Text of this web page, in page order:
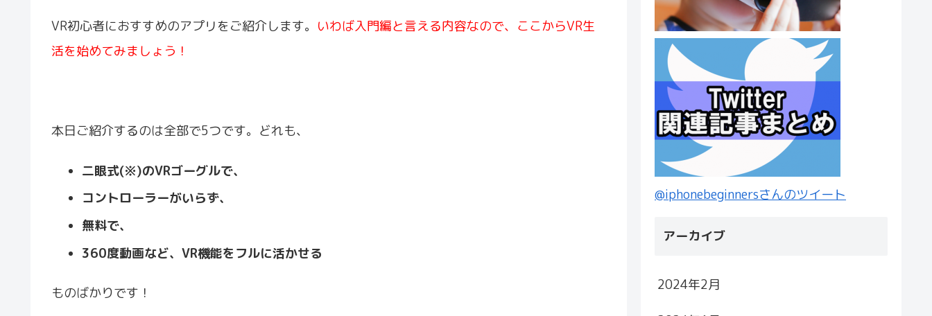
VR初心者におすすめのアプリをご紹介します。 いわば入門編と言える内容なので、ここからVR生
活を始めてみましょう！
本日ご紹介するのは全部で5つです。どれも、
二眼式(※)のVRゴーグルで、
コントローラーがいらず、
無料で、
360度動画など、VR機能をフルに活かせる
ものばかりです！
@iphonebeginnersさんのツイート
アーカイブ
2024年2月